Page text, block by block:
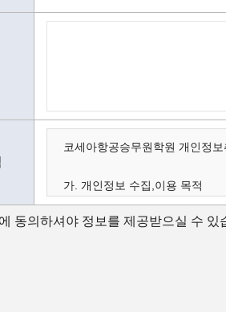
코세아항공승무원학원 개인정
가. 개인정보 수집,이용 목적
나. 수집하는 개인정보의 항목
다. 개인정보의 보유 및 이용 기
- 홈페이지 내 상담신청(입학문
동의하셔야 정보를 제공받으실 수 있